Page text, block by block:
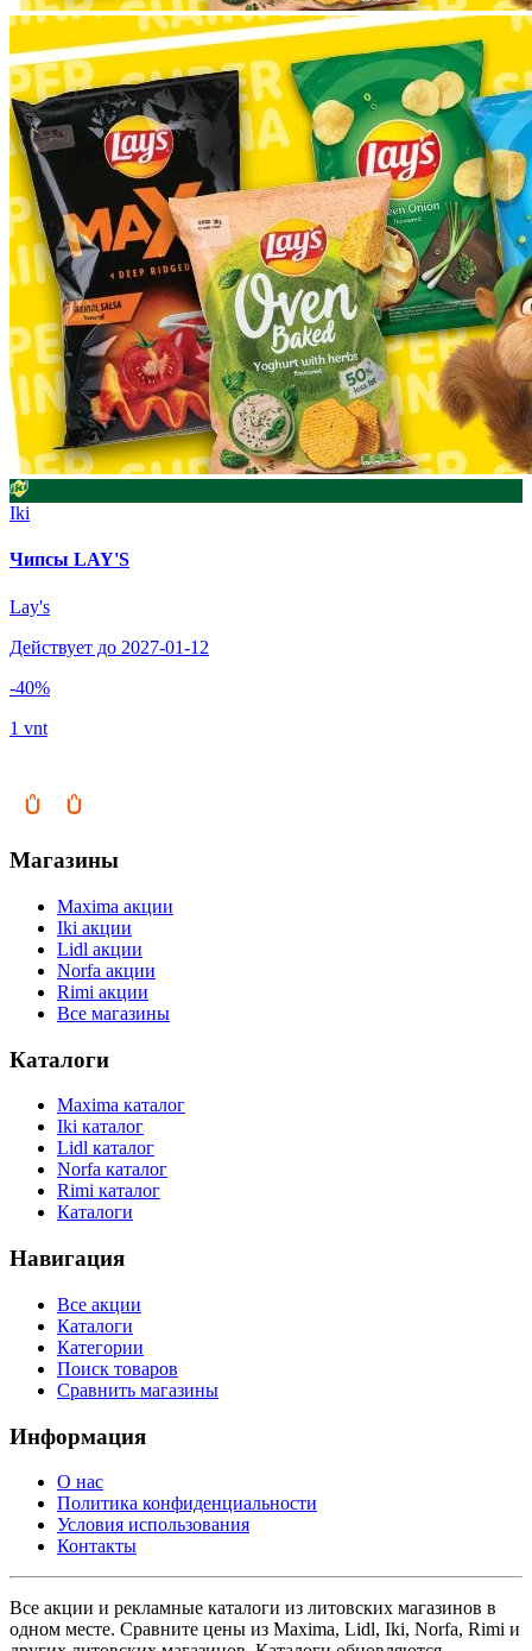
Iki
Чипсы LAY'S
Lay's
Действует до 2027-01-12
-40%
1 vnt
Магазины
Maxima акции
Iki акции
Lidl акции
Norfa акции
Rimi акции
Все магазины
Каталоги
Maxima каталог
Iki каталог
Lidl каталог
Norfa каталог
Rimi каталог
Каталоги
Навигация
Все акции
Каталоги
Категории
Поиск товаров
Сравнить магазины
Информация
О нас
Политика конфиденциальности
Условия использования
Контакты
Все акции и рекламные каталоги из литовских магазинов в
одном месте. Сравните цены из Maxima, Lidl, Iki, Norfa, Rimi и